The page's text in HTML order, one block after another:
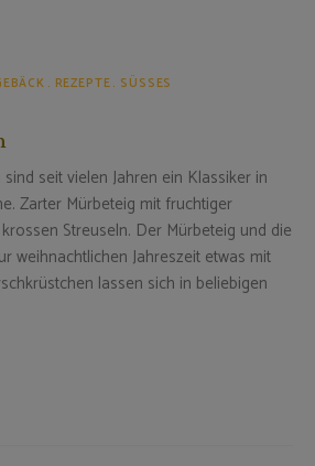
REZEPTE SÜSSES
seit vielen Jahren ein Klassiker in
Zarter Mürbeteig mit fruchtiger
Streuseln. Der Mürbeteig und die
weihnachtlichen Jahreszeit etwas mit
lassen sich in beliebigen